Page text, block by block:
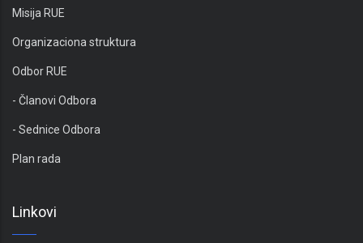
Misija RUE
Organizaciona struktura
Odbor RUE
- Članovi Odbora
- Sednice Odbora
Plan rada
Linkovi